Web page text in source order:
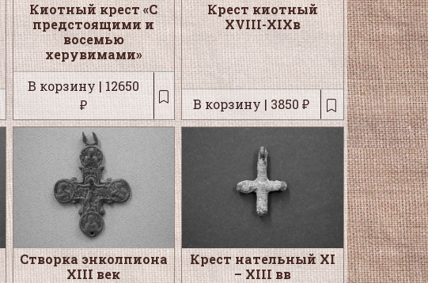
Киотный крест «С
предстоящими и
восемью
херувимами»
В корзину | 12650
₽
Крест киотный
XVIII-XIXв
В корзину | 3850 ₽
Створка энколпиона
XIII век
Крест нательный XI
– XIII вв